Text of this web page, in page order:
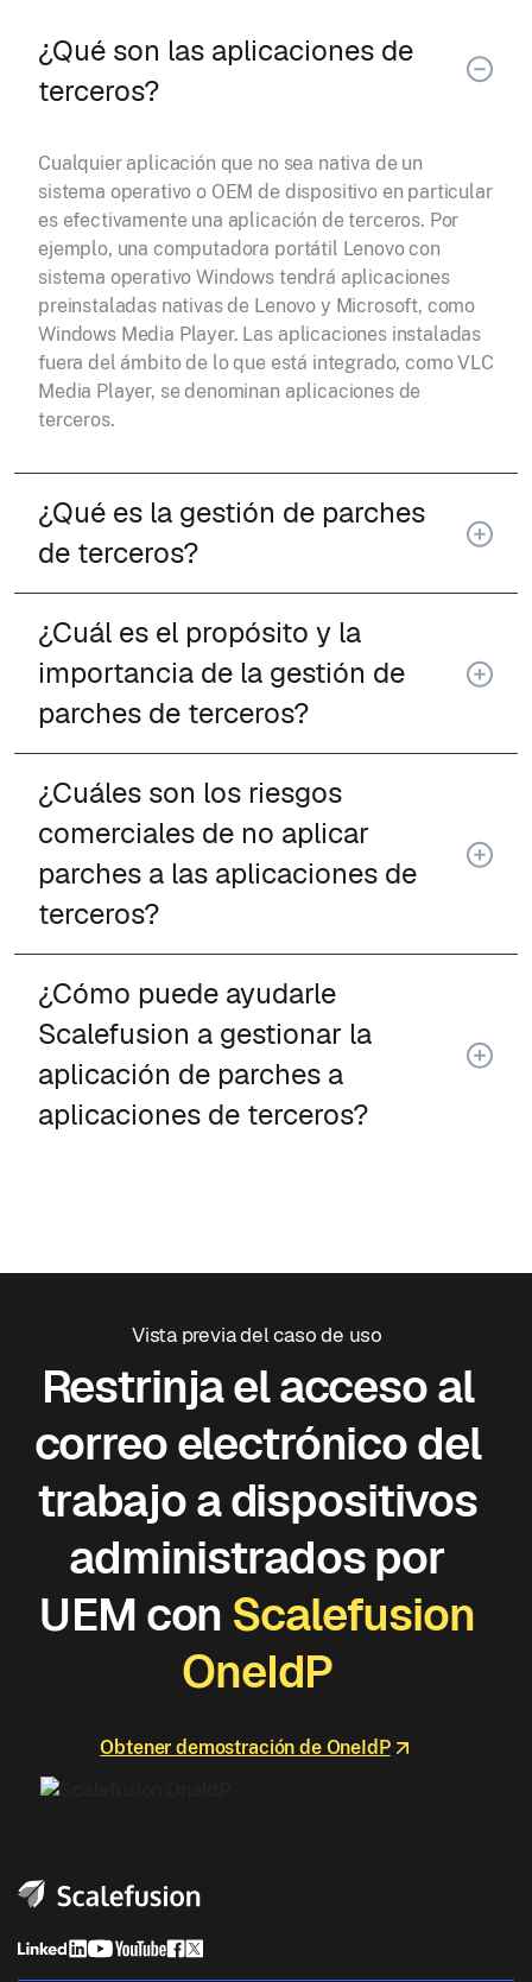
¿Qué son las aplicaciones de
terceros?
Cualquier aplicación que no sea nativa de un
sistema operativo o OEM de dispositivo en particular
es efectivamente una aplicación de terceros. Por
ejemplo, una computadora portátil Lenovo con
sistema operativo Windows tendrá aplicaciones
preinstaladas nativas de Lenovo y Microsoft, como
Windows Media Player. Las aplicaciones instaladas
fuera del ámbito de lo que está integrado, como VLC
Media Player, se denominan aplicaciones de
terceros.
¿Qué es la gestión de parches
de terceros?
¿Cuál es el propósito y la
importancia de la gestión de
parches de terceros?
¿Cuáles son los riesgos
comerciales de no aplicar
parches a las aplicaciones de
terceros?
¿Cómo puede ayudarle
Scalefusion a gestionar la
aplicación de parches a
aplicaciones de terceros?
Vista previa del caso de uso
Restrinja el acceso al
correo electrónico del
trabajo a dispositivos
administrados por
UEM con Scalefusion
OneIdP
Obtener demostración de OneIdP